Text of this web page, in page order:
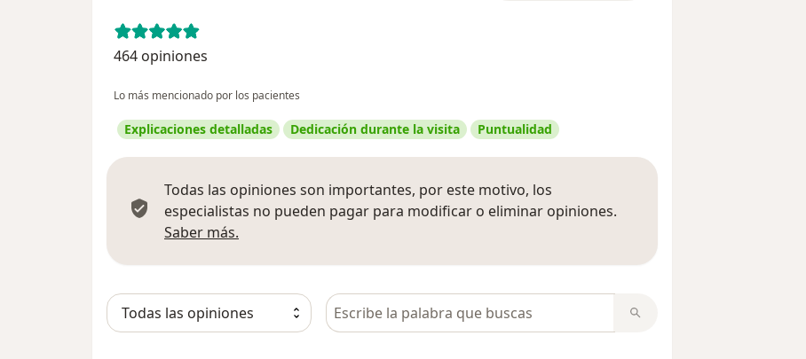
464 opiniones
Lo más mencionado por los pacientes
Explicaciones detalladas Dedicación durante la visita Puntualidad
Todas las opiniones son importantes, por este motivo, los
especialistas no pueden pagar para modificar o eliminar opiniones.
Saber más.
Busca en opiniones